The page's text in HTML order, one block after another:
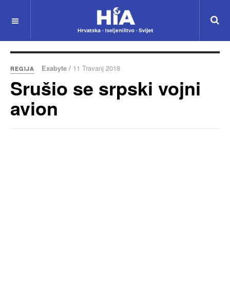
REGIJA Exabyte / 11 Travanj 2018
Srušio se srpski vojni
avion